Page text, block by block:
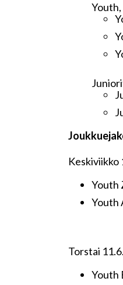
Keskiviikko
Youth
Youth
Torstai
Youth